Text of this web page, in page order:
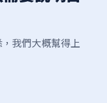
我們大概幫得上